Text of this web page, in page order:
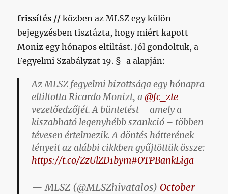
frissítés // közben az MLSZ egy külön
bejegyzésben tisztázta, hogy miért kapott
Moniz egy hónapos eltiltást. Jól gondoltuk, a
Fegyelmi Szabályzat 19. §-a alapján:
Az MLSZ fegyelmi bizottsága egy hónapra
eltiltotta Ricardo Monizt, a@fc_zte
vezetőedzőjét. A büntetést – amely a
kiszabható legenyhébb szankció – többen
tévesen értelmezik. A döntés hátterének
tényeit az alábbi cikkben gyűjtöttük össze:
https://t.co/ZzUlZD1bym#OTPBankLiga
— MLSZ (@MLSZhivatalos) October